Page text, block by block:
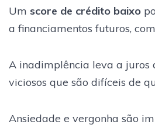
Um score de crédito baixo
a financiamentos futuros,
A inadimplência leva a juros
viciosos que são difíceis de
Ansiedade e vergonha são